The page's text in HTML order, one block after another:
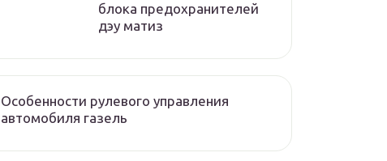
блока предохранителей
дэу матиз
Особенности рулевого управления
автомобиля газель